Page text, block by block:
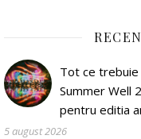
Tot ce trebuie
Summer Well
pentru editia
5 august 2026